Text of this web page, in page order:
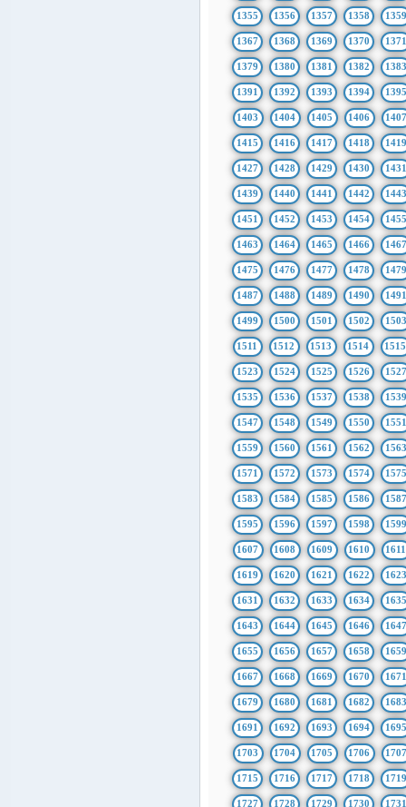
1355 1356 1357 1358 1359
1367 1368 1369 1370 1371
1379 1380 1381 1382 1383
1391 1392 1393 1394 1395
1403 1404 1405 1406
1415 1416 1417 1418 1419
1427 1428 1429 1430 1431
1439 1440 1441 1442 1443
1451 1452 1453 1454 1455
1463 1464 1465 1466 1467
1475 1476 1477 1478 1479
1487 1488 1489 1490 1491
1499 1500 1501 1502 1503
1511 1512 1513 1514 1515
1523 1524 1525 1526 1527
1535 1536 1537 1538 1539
1547 1548 1549 1550 1551
1559 1560 1561 1562 1563
1571 1572 1573 1574 1575
1583 1584 1585 1586 1587
1595 1596 1597 1598 1599
1607 1608 1609 1610 1611
1619 1620 1621 1622 1623
1631 1632 1633 1634 1635
1643 1644 1645 1646 1647
1655 1656 1657 1658 1659
1667 1668 1669 1670 1671
1679 1680 1681 1682 1683
1691 1692 1693 1694 1695
1703 1704 1705 1706
1715 1716 1717 1718 1719
1727 1728 1729 1730 1731